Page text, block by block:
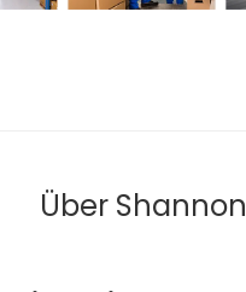
Über Shannon